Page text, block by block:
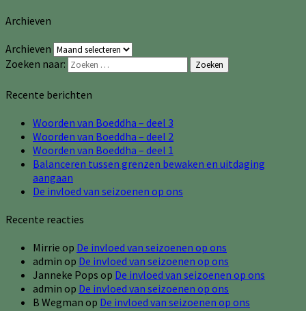
Archieven
Archieven
Zoeken naar:
Zoeken
Recente berichten
Woorden van Boeddha – deel 3
Woorden van Boeddha – deel 2
Woorden van Boeddha – deel 1
Balanceren tussen grenzen bewaken en uitdaging
aangaan
De invloed van seizoenen op ons
Recente reacties
Mirrie op De invloed van seizoenen op ons
admin op De invloed van seizoenen op ons
Janneke Pops op De invloed van seizoenen op ons
admin op De invloed van seizoenen op ons
B Wegman op De invloed van seizoenen op ons